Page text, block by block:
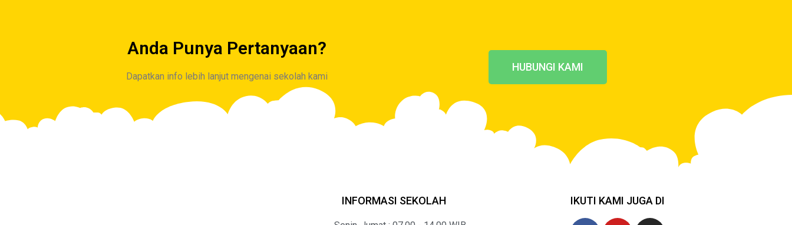
Anda Punya Pertanyaan?
Dapatkan info lebih lanjut mengenai sekolah kami
HUBUNGI KAMI
INFORMASI SEKOLAH IKUTI KAMI JUGA DI